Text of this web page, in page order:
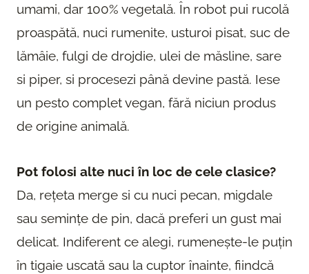
umami, dar 100% vegetală. În robot pui rucolă
proaspătă, nuci rumenite, usturoi pisat, suc de
lămâie, fulgi de drojdie, ulei de măsline, sare
si piper, si procesezi până devine pastă. Iese
un pesto complet vegan, fără niciun produs
de origine animală.
Pot folosi alte nuci în loc de cele clasice?
Da, rețeta merge si cu nuci pecan, migdale
sau semințe de pin, dacă preferi un gust mai
delicat. Indiferent ce alegi, rumenește-le puțin
în tigaie uscată sau la cuptor înainte, fiindcă